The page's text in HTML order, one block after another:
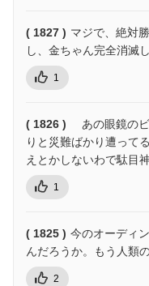
( 1827 ) マジで、絶対
し、金ちゃん完全消滅
1
( 1826 )
あの眼鏡の
りと災難ばかり遭って
えとかしないわで駄目
1
( 1825 ) 今のオーディ
んだろうか。もう人類
2